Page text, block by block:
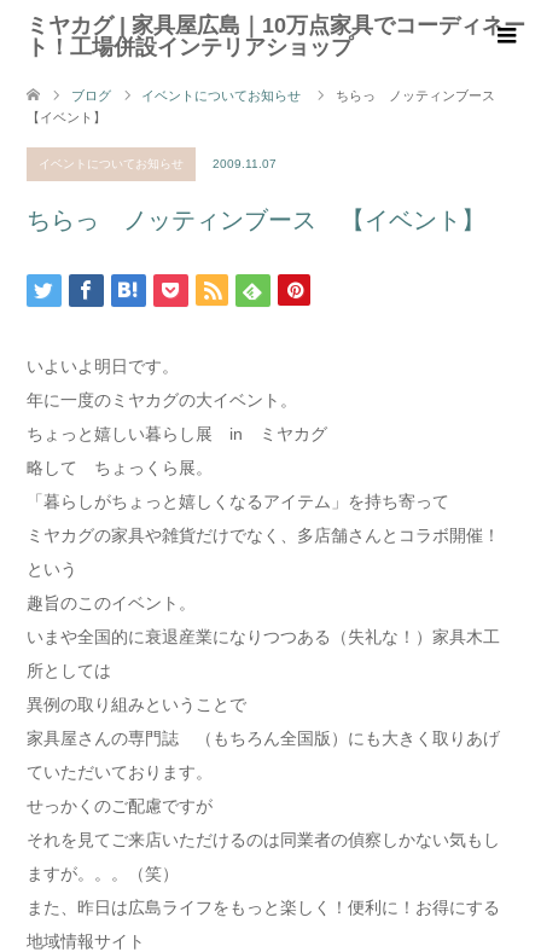
ミヤカグ | 家具屋広島｜10万点家具でコーディネー
ト！工場併設インテリアショップ
ブログ イベントについてお知らせ
ちらっ ノッティンブース
【イベント】
イベントについてお知らせ 2009.11.07
ちらっ ノッティンブース 【イベント】
いよいよ明日です。
年に一度のミヤカグの大イベント。
ちょっと嬉しい暮らし展 in ミヤカグ
略して ちょっくら展。
「暮らしがちょっと嬉しくなるアイテム」を持ち寄って
ミヤカグの家具や雑貨だけでなく、多店舗さんとコラボ開催！
という
趣旨のこのイベント。
いまや全国的に衰退産業になりつつある（失礼な！）家具木工
所としては
異例の取り組みということで
家具屋さんの専門誌 （もちろん全国版）にも大きく取りあげ
ていただいております。
せっかくのご配慮ですが
それを見てご来店いただけるのは同業者の偵察しかない気もし
ますが。。。（笑）
また、昨日は広島ライフをもっと楽しく！便利に！お得にする
地域情報サイト